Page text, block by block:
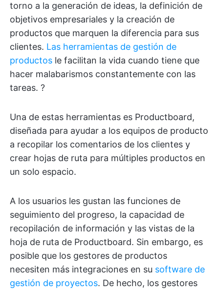
torno a la generación de ideas, la definición de
objetivos empresariales y la creación de
productos que marquen la diferencia para sus
clientes. Las herramientas de gestión de
productos le facilitan la vida cuando tiene que
hacer malabarismos constantemente con las
tareas. ?
Una de estas herramientas es Productboard,
diseñada para ayudar a los equipos de producto
a recopilar los comentarios de los clientes y
crear hojas de ruta para múltiples productos en
un solo espacio.
A los usuarios les gustan las funciones de
seguimiento del progreso, la capacidad de
recopilación de información y las vistas de la
hoja de ruta de Productboard. Sin embargo, es
posible que los gestores de productos
necesiten más integraciones en su software de
gestión de proyectos. De hecho, los gestores